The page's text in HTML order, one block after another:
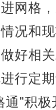
网格
况和
好相
行定
通”积极